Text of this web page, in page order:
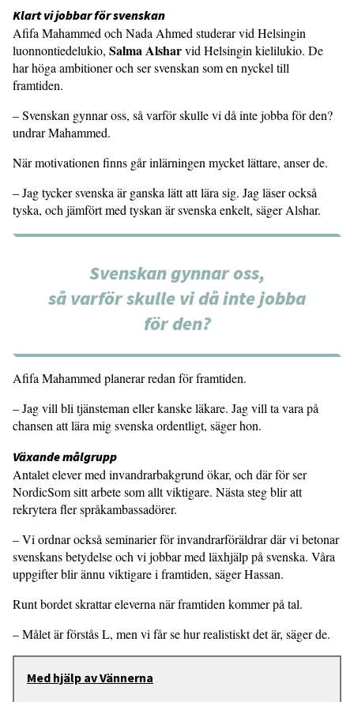
Klart vi jobbar för svenskan
Afifa Mahammed och Nada Ahmed studerar vid Helsingin
luonnontiedelukio, Salma Alsharvid Helsingin kielilukio. De
har höga ambitioner och ser svenskan som en nyckel till
framtiden.
– Svenskan gynnar oss, så varför skulle vi då inte jobba för den?
undrar Mahammed.
När motivationen finns går inlärningen mycket lättare, anser de.
– Jag tycker svenska är ganska lätt att lära sig. Jag läser också
tyska, och jämfört med tyskan är svenska enkelt, säger Alshar.
Svenskan gynnar oss,
så varför skulle vi då inte jobba
för den?
Afifa Mahammed planerar redan för framtiden.
– Jag vill bli tjänsteman eller kanske läkare. Jag vill ta vara på
chansen att lära mig svenska ordentligt, säger hon.
Växande målgrupp
Antalet elever med invandrarbakgrund ökar, och där för ser
NordicSom sitt arbete som allt viktigare. Nästa steg blir att
rekrytera fler språkambassadörer.
– Vi ordnar också seminarier för invandrarföräldrar där vi betonar
svenskans betydelse och vi jobbar med läxhjälp på svenska. Våra
uppgifter blir ännu viktigare i framtiden, säger Hassan.
Runt bordet skrattar eleverna när framtiden kommer på tal.
– Målet är förstås L, men vi får se hur realistiskt det är, säger de.
Med hjälp av Vännerna